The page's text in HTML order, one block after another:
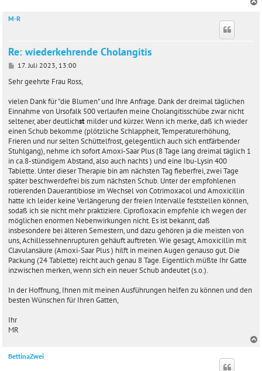
M-R
Re: wiederkehrende Cholangitis
B
i
a
g
17. Juli 2023, 13:00
Sehr geehrte Frau Ross,
vielen Dank für "die Blumen" und Ihre Anfrage. Dank der dreimal täglichen
Einnahme von Ursofalk 500 verlaufen meine Cholangitisschübe zwar nicht
seltener, aber deutlichst milder und kürzer. Wenn ich merke, daß ich wieder
einen Schub bekomme (plötzliche Schlappheit, Temperaturerhöhung,
Frieren und nur selten Schüttelfrost, gelegentlich auch sich entfärbender
Stuhlgang), nehme ich sofort Amoxi-Saar Plus (8 Tage lang dreimal täglich 1
in ca.8-stündigem Abstand, also auch nachts ) und eine Ibu-Lysin 400
Tablette. Unter dieser Therapie bin am nächsten Tag fieberfrei, zwei Tage
später beschwerdefrei bis zum nächsten Schub. Unter der empfohlenen
rotierenden Dauerantibiose im Wechsel von Cotrimoxacol und Amoxicillin
hatte ich leider keine Verlängerung der freien Intervalle feststellen können,
sodaß ich sie nicht mehr praktiziere. Ciprofloxacin empfehle ich wegen der
möglichen enormen Nebenwirkungen nicht. Es ist bekannt, daß
insbesondere bei älteren Semestern, und dazu gehören ja die meisten von
uns, Achillessehnenrupturen gehäuft auftreten. Wie gesagt, Amoxicillin mit
Clavulansäure (Amoxi-Saar Plus ) hilft in meinen Augen genauso gut. Die
Packung (24 Tablette) reicht auch genau 8 Tage. Eigentlich müßte Ihr Gatte
inzwischen merken, wenn sich ein neuer Schub andeutet (s.o.).
In der Hoffnung, Ihnen mit meinen Ausführungen helfen zu können und den
besten Wünschen für Ihren Gatten,
Ihr
MR
BettinaZwei